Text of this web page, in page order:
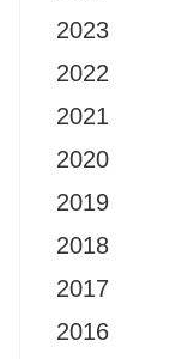
2023
2022
2021
2020
2019
2018
2017
2016